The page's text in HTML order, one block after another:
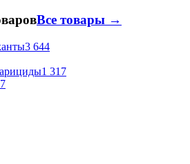
Все товары →
3 644
1 317